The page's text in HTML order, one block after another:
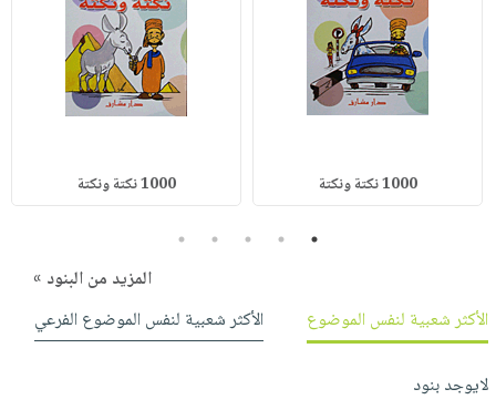
1000 نكتة ونكتة 1000 نكتة ونكتة
1
2
3
4
5
المزيد من البنود »
الأكثر شعبية لنفس الموضوع
الأكثر شعبية لنفس الموضوع الفرعي
لايوجد بنود